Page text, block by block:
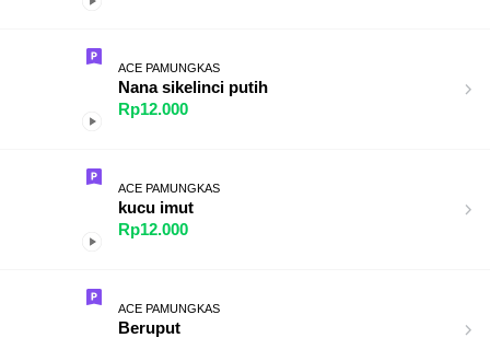
ACE PAMUNGKAS
Nana sikelinci putih
Rp12.000
ACE PAMUNGKAS
kucu imut
Rp12.000
ACE PAMUNGKAS
Beruput